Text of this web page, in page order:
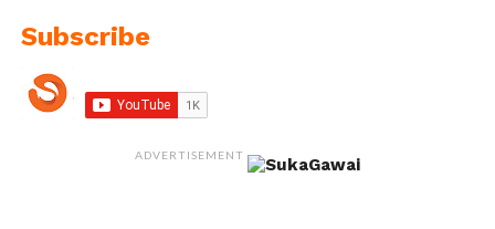
Subscribe
ADVERTISEMENT